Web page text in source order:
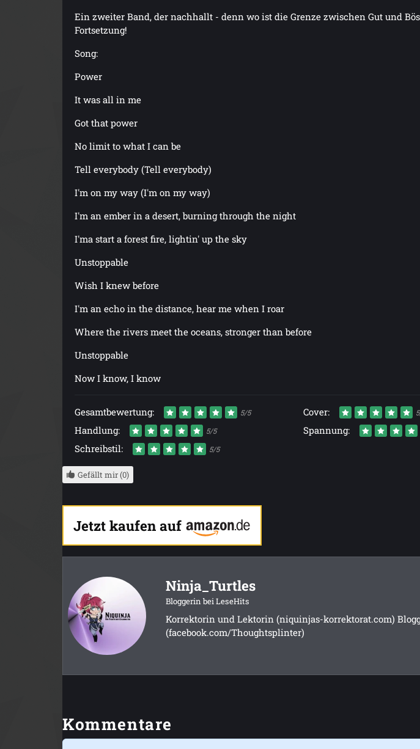
Ein zweiter Band, der nachhallt - denn wo ist die Grenze zwischen Gut und
Fortsetzung!
Song:
Power
It was all in me
Got that power
No limit to what I can be
Tell everybody (Tell everybody)
I'm on my way (I'm on my way)
I'm an ember in a desert, burning through the night
I'ma start a forest fire, lightin' up the sky
Unstoppable
Wish I knew before
I'm an echo in the distance, hear me when I roar
Where the rivers meet the oceans, stronger than before
Unstoppable
Now I know, I know
Gesamtbewertung: 5/5 Cover:
Handlung: 5/5 Spannung:
Schreibstil: 5/5
Gefällt mir (0)
Jetzt kaufen auf
Ninja_Turtles
Bloggerin bei LeseHits
Korrektorin und Lektorin (niquinjas-korrektorat.com)
(facebook.com/Thoughtsplinter)
Kommentare